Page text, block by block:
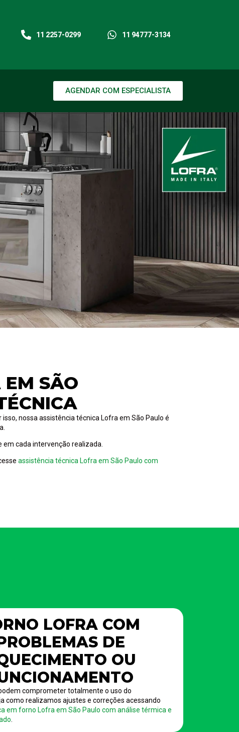
11 2257-0299 11 94777-3134
AGENDAR COM ESPECIALISTA
EM SÃO
nossa assistência técnica Lofra em São Paulo é
cada intervenção realizada.
assistência técnica Lofra em São Paulo com
LOFRA COM
DE
OU
comprometer totalmente o uso do
como realizamos ajustes e correções acessando
em forno Lofra em São Paulo com análise térmica e
.